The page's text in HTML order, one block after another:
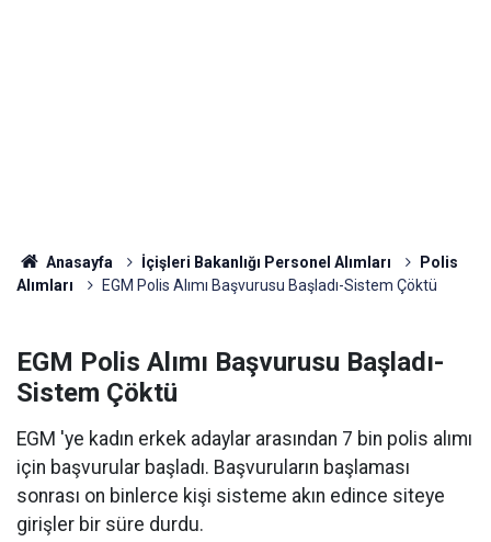
Anasayfa İçişleri Bakanlığı Personel Alımları
Polis
Alımları
EGM Polis Alımı Başvurusu Başladı-Sistem Çöktü
EGM Polis Alımı Başvurusu Başladı-
Sistem Çöktü
EGM 'ye kadın erkek adaylar arasından 7 bin polis alımı
için başvurular başladı. Başvuruların başlaması
sonrası on binlerce kişi sisteme akın edince siteye
girişler bir süre durdu.